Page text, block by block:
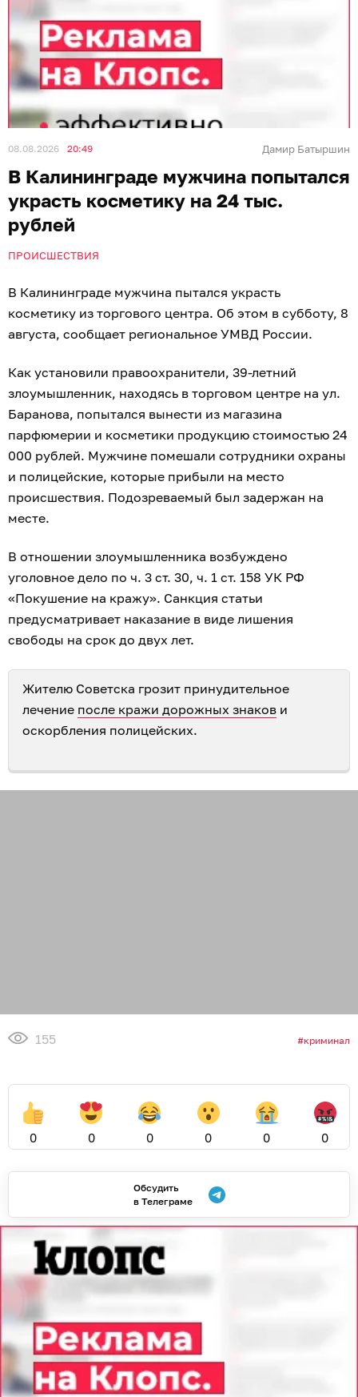
08.08.2026 20:49 Дамир Батыршин
В Калининграде мужчина попытался
украсть косметику на 24 тыс.
рублей
ПРОИСШЕСТВИЯ
В Калининграде мужчина пытался украсть
косметику из торгового центра. Об этом в субботу, 8
августа, сообщает региональное УМВД России.
Как установили правоохранители, 39-летний
злоумышленник, находясь в торговом центре на ул.
Баранова, попытался вынести из магазина
парфюмерии и косметики продукцию стоимостью 24
000 рублей. Мужчине помешали сотрудники охраны
и полицейские, которые прибыли на место
происшествия. Подозреваемый был задержан на
месте.
В отношении злоумышленника возбуждено
уголовное дело по ч. 3 ст. 30, ч. 1 ст. 158 УК РФ
«Покушение на кражу». Санкция статьи
предусматривает наказание в виде лишения
свободы на срок до двух лет.
Жителю Советска грозит принудительное
лечение после кражи дорожных знаков и
оскорбления полицейских.
155 криминал
0 0 0 0 0 0
Обсудить
в Телеграме